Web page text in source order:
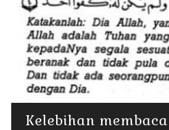
Kelebihan